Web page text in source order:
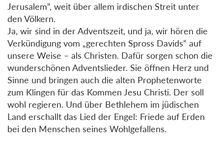
Jerusalem“, weit über allem irdischen Streit unter
den Völkern.
Ja, wir sind in der Adventszeit, und ja, wir hören die
Verkündigung vom „gerechten Spross Davids“ auf
unsere Weise – als Christen. Dafür sorgen schon die
wunderschönen Adventslieder. Sie öffnen Herz und
Sinne und bringen auch die alten Prophetenworte
zum Klingen für das Kommen Jesu Christi. Der soll
wohl regieren. Und über Bethlehem im jüdischen
Land erschallt das Lied der Engel: Friede auf Erden
bei den Menschen seines Wohlgefallens.